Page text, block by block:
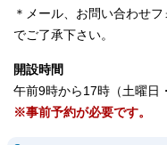
＊メール、お問い合わせ
でご了承下さい。
開設時間
午前9時から17時（土曜日
※事前予約が必要です。